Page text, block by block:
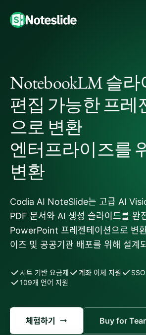
NotebookLM 슬
편집 가능한 프레
으로 변환
엔터프라이즈를
변환
Codia AI NoteSlide는 고급 AI
PDF 문서와 AI 생성 슬라이드를 완
PowerPoint 프레젠테이션으로 변
이즈 및 공공기관 배포를 위해 설계
시트 기반 요금제 계좌 이체 지원
109개 언어 지원
체험하기 Buy for